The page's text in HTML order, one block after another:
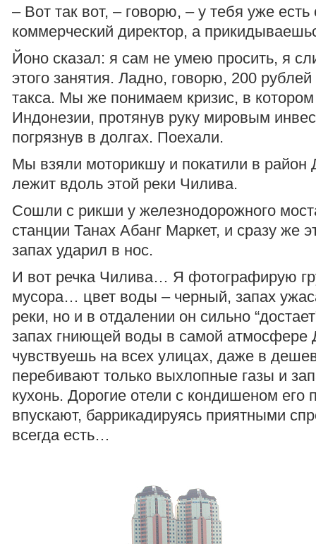
– Вот так вот, – говорю, – у тебя уже есть
коммерческий директор, а
Йоно сказал: я сам не умею просить, я
этого занятия. Ладно, говорю, 200
такса. Мы же понимаем кризис, в
Индонезии, протянув руку мировым
погрязнув в долгах. Поехали.
Мы взяли моторикшу и покатили в район
лежит вдоль этой реки Чилива.
Сошли с рикши у железнодорожного
станции Танах Абанг Маркет, и сразу же
запах ударил в нос.
И вот речка Чилива… Я фотографирую
мусора… цвет воды – черный, запах
реки, но и в отдалении он сильно
запах гниющей воды в самой атмосфере
чувствуешь на всех улицах, даже в
перебивают только выхлопные газы и
кухонь. Дорогие отели с кондишеном его
впускают, баррикадируясь приятными
всегда есть…